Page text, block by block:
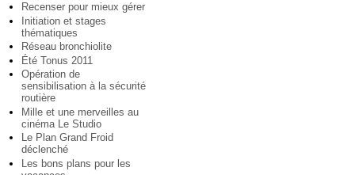
Recenser pour mieux gérer
Initiation et stages
thématiques
Réseau bronchiolite
Été Tonus 2011
Opération de
sensibilisation à la sécurité
routière
Mille et une merveilles au
cinéma Le Studio
Le Plan Grand Froid
déclenché
Les bons plans pour les